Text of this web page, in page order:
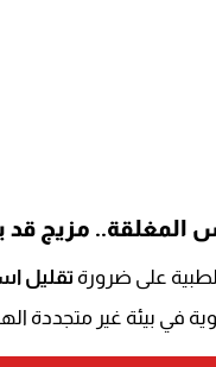
المغلقة.. مزيج قد
على ضرورة تقليل
في بيئة غير